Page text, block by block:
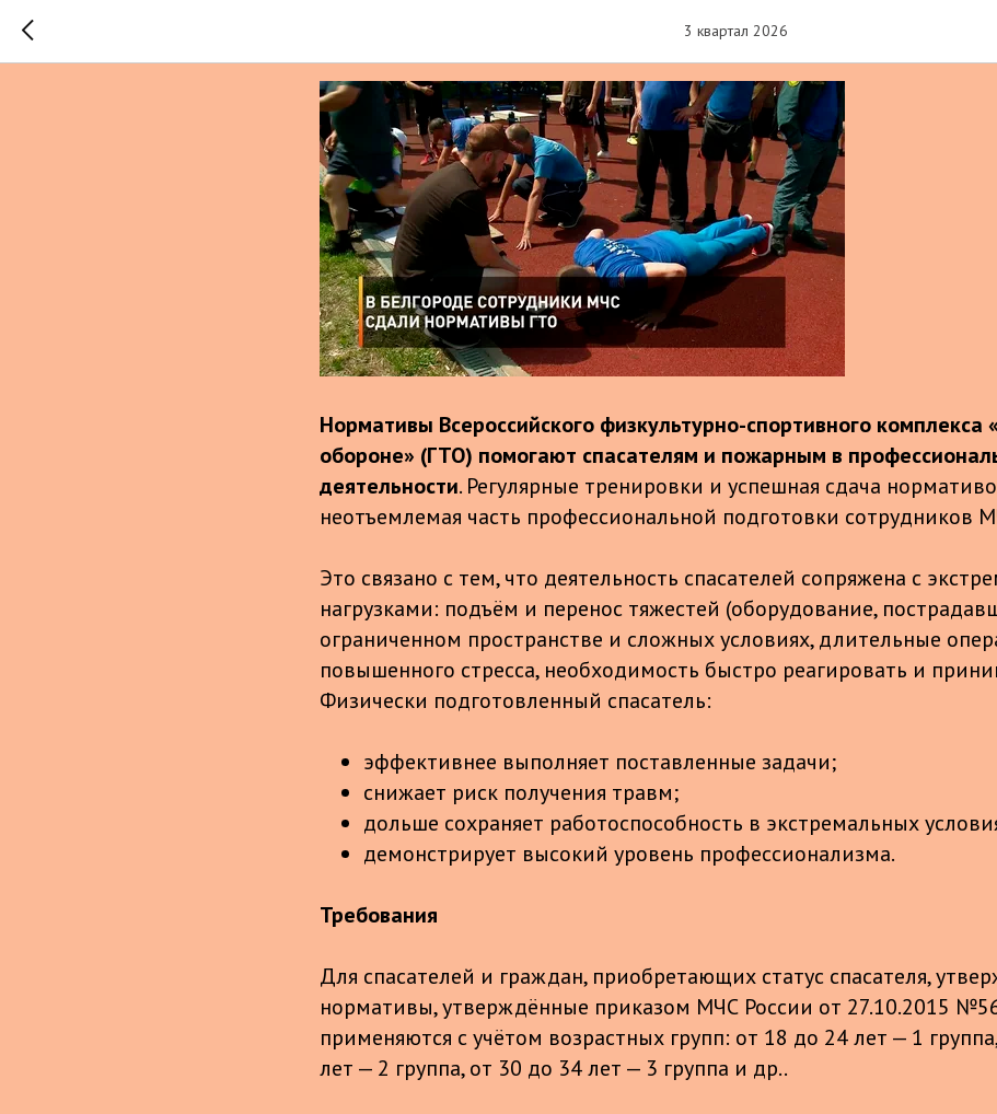
3 квартал 2026
ВФСК "Готов к труду и обороне"
Нормативы Всероссийского физкультурно-спортивного комплекса
обороне» (ГТО) помогают спасателям и пожарным в
деятельности. Регулярные тренировки и успешная сдача
неотъемлемая часть профессиональной подготовки сотрудников
Это связано с тем, что деятельность спасателей сопряжена с
нагрузками: подъём и перенос тяжестей (оборудование,
ограниченном пространстве и сложных условиях, длительные
повышенного стресса, необходимость быстро реагировать и
Физически подготовленный спасатель:
эффективнее выполняет поставленные задачи;
снижает риск получения травм;
дольше сохраняет работоспособность в экстремальных
демонстрирует высокий уровень профессионализма.
Требования
Для спасателей и граждан, приобретающих статус спасателя,
нормативы, утверждённые приказом МЧС России от 27.10.2015
применяются с учётом возрастных групп: от 18 до 24 лет — 1
лет — 2 группа, от 30 до 34 лет — 3 группа и др..